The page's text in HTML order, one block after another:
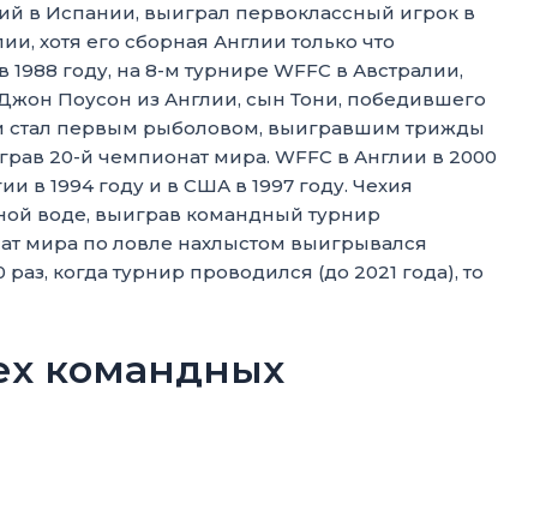
в Испании, выиграл первоклассный игрок в
хотя его сборная Англии только что
году, на 8-м турнире WFFC в Австралии,
Поусон из Англии, сын Тони, победившего
стал первым рыболовом, выигравшим трижды
20-й чемпионат мира. WFFC в Англии в 2000
в 1994 году и в США в 1997 году. Чехия
воде, выиграв командный турнир
мира по ловле нахлыстом выигрывался
когда турнир проводился (до 2021 года), то
командных